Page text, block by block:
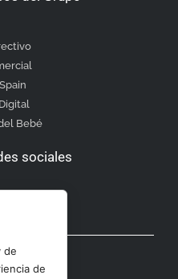
Bebé
sociales
de
de